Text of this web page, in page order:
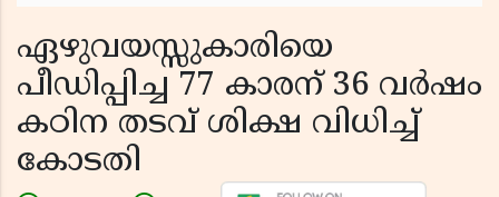
ഏഴുവയസ്സുകാരിയെ
പീഡിപ്പിച്ച 77 കാരന് 36 വർഷം
കഠിന തടവ് ശിക്ഷ വിധിച്ച്
കോടതി